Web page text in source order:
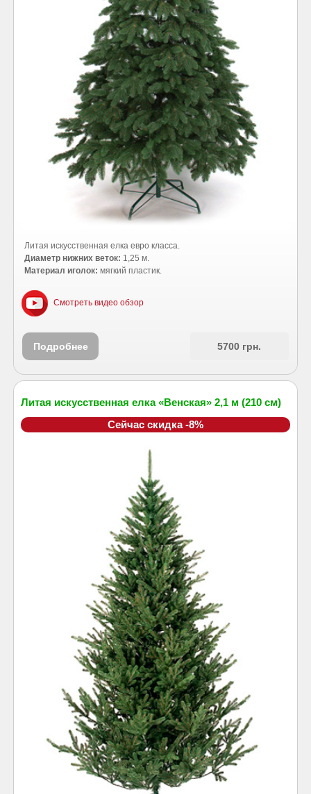
Литая искусственная елка евро класса.
Диаметр нижних веток: 1,25 м.
Материал иголок: мягкий пластик.
Смотреть видео обзор
Подробнее 5700 грн.
Литая искусственная елка «Венская» 2,1 м (210 см)
Сейчас скидка -8%